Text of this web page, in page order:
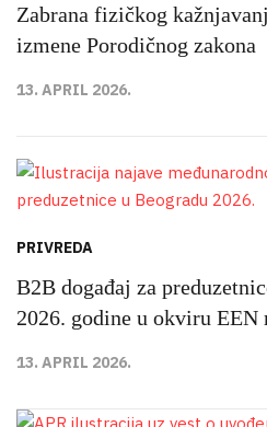
Zabrana fizičkog
izmene Porodičnog zakona
13. APRIL 2026.
PRIVREDA
B2B događaj za
2026. godine u okviru EEN
13. APRIL 2026.